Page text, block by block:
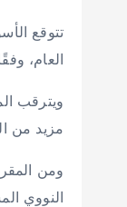
العام،
ويترقب
مزيد من
ومن
النووي